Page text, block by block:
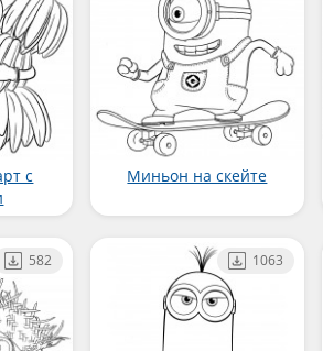
с
Миньон на скейте
582 1063